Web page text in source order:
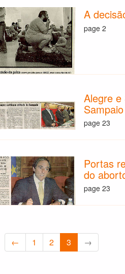
A
page 2
Alegre
Sampaio
page 23
Portas
do
page 23
← 1 2 3 →